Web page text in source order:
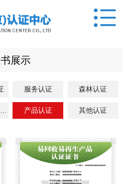
展示
服务认证 森林认证
产品认证 其他认证